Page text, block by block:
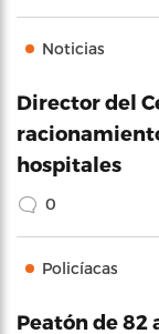
Noticias
Director del
hospitales
0
Policíacas
Peatón de 82